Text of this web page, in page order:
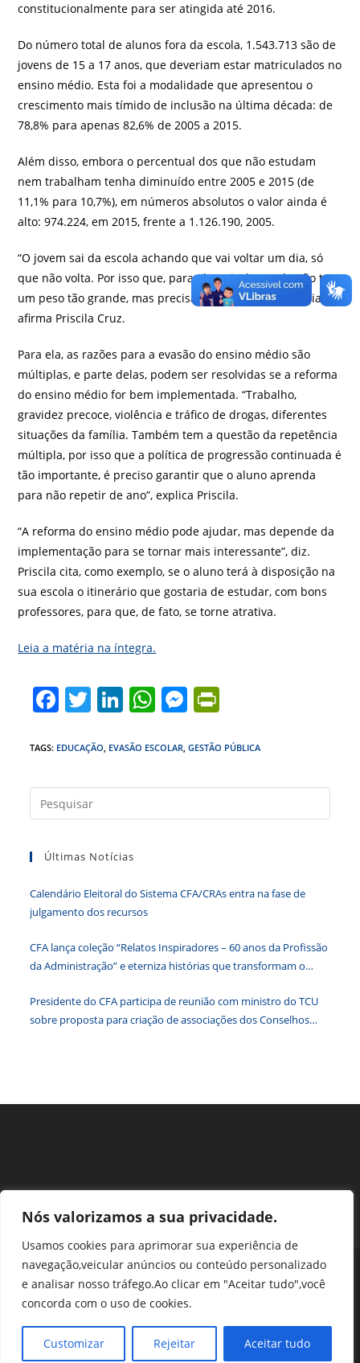
Nós valorizamos a sua privacidade.
Usamos cookies para aprimorar sua experiência de
navegação,veicular anúncios ou conteúdo personalizado
e analisar nosso tráfego.Ao clicar em "Aceitar tudo",você
concorda com o uso de cookies.
Customizar Rejeitar Aceitar tudo
constitucionalmente para ser atingida até 2016.
Do número total de alunos fora da escola, 1.543.713 são de
jovens de 15 a 17 anos, que deveriam estar matriculados no
ensino médio. Esta foi a modalidade que apresentou o
crescimento mais tímido de inclusão na última década: de
78,8% para apenas 82,6% de 2005 a 2015.
Além disso, embora o percentual dos que não estudam
nem trabalham tenha diminuído entre 2005 e 2015 (de
11,1% para 10,7%), em números absolutos o valor ainda é
alto: 974.224, em 2015, frente a 1.126.190, 2005.
“O jovem sai da escola achando que vai voltar um dia, só
que não volta. Por isso que, para ele, sair da escola não tem
um peso tão grande, mas precisamos evitar que ele saia”,
afirma Priscila Cruz.
Para ela, as razões para a evasão do ensino médio são
múltiplas, e parte delas, podem ser resolvidas se a reforma
do ensino médio for bem implementada. “Trabalho,
gravidez precoce, violência e tráfico de drogas, diferentes
situações da família. Também tem a questão da repetência
múltipla, por isso que a política de progressão continuada é
tão importante, é preciso garantir que o aluno aprenda
para não repetir de ano”, explica Priscila.
“A reforma do ensino médio pode ajudar, mas depende da
implementação para se tornar mais interessante”, diz.
Priscila cita, como exemplo, se o aluno terá à disposição na
sua escola o itinerário que gostaria de estudar, com bons
professores, para que, de fato, se torne atrativa.
Leia a matéria na íntegra.
F
c
b
o
o
T
itt
Li
k
n
W
at
p
M
ss
g
tF
n
TAGS: EDUCAÇÃO, EVASÃO ESCOLAR, GESTÃO PÚBLICA
a
Últimas Notícias
Calendário Eleitoral do Sistema CFA/CRAs entra na fase de
julgamento dos recursos
CFA lança coleção “Relatos Inspiradores – 60 anos da Profissão
da Administração” e eterniza histórias que transformam o
Presidente do CFA participa de reunião com ministro do TCU
sobre proposta para criação de associações dos Conselhos
Perguntas Frequentes
Ouvidoria
Transparência e prestação de contas
Assessoria de Imprensa
Setor de Autarquias Sul 1 Bloco L Edificio CFA - Asa Sul, Brasília -
DF, 70070-932 | Telefone: (61) 3218-1800 | cfa@cfa.org.br |